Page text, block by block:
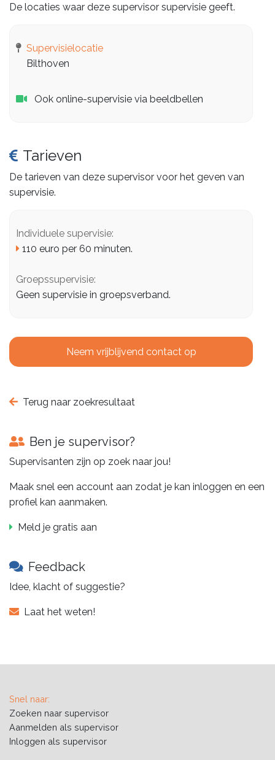
De locaties waar deze supervisor supervisie geeft.
Supervisielocatie
Bilthoven
Ook online-supervisie via beeldbellen
Tarieven
De tarieven van deze supervisor voor het geven van
supervisie.
Individuele supervisie:
110 euro per 60 minuten.
Groepssupervisie:
Geen supervisie in groepsverband.
Neem vrijblijvend contact op
Terug naar zoekresultaat
Ben je supervisor?
Supervisanten zijn op zoek naar jou!
Maak snel een account aan zodat je kan inloggen en een
profiel kan aanmaken.
Meld je gratis aan
Feedback
Idee, klacht of suggestie?
Laat het weten!
Snel naar:
Zoeken naar supervisor
Aanmelden als supervisor
Inloggen als supervisor